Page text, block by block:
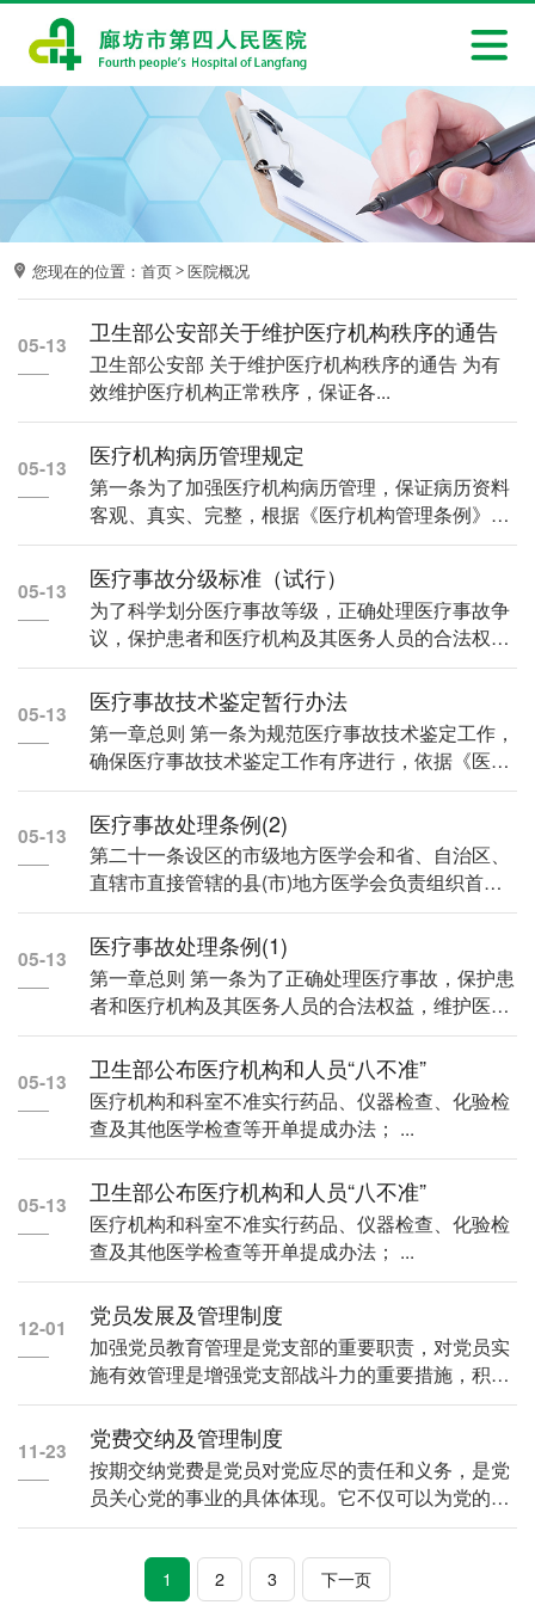
您现在的位置： 首页 > 医院概况
05-13 卫生部公安部关于维护医疗机构秩序的通告
卫生部公安部 关于维护医疗机构秩序的通告 为有
效维护医疗机构正常秩序，保证各...
05-13 医疗机构病历管理规定
第一条为了加强医疗机构病历管理，保证病历资料
客观、真实、完整，根据《医疗机构管理条例》和
《医疗事故处...
05-13
医疗事故分级标准（试行）
为了科学划分医疗事故等级，正确处理医疗事故争
议，保护患者和医疗机构及其医务人员的合法权
益，根据《医疗...
05-13
医疗事故技术鉴定暂行办法
第一章总则 第一条为规范医疗事故技术鉴定工作，
确保医疗事故技术鉴定工作有序进行，依据《医疗
事故...
05-13
医疗事故处理条例(2)
第二十一条设区的市级地方医学会和省、自治区、
直辖市直接管辖的县(市)地方医学会负责组织首次
医疗事故技...
05-13
医疗事故处理条例(1)
第一章总则 第一条为了正确处理医疗事故，保护患
者和医疗机构及其医务人员的合法权益，维护医疗
秩序...
05-13
卫生部公布医疗机构和人员“八不准”
医疗机构和科室不准实行药品、仪器检查、化验检
查及其他医学检查等开单提成办法； ...
05-13 卫生部公布医疗机构和人员“八不准”
医疗机构和科室不准实行药品、仪器检查、化验检
查及其他医学检查等开单提成办法； ...
12-01 党员发展及管理制度
加强党员教育管理是党支部的重要职责，对党员实
施有效管理是增强党支部战斗力的重要措施，积极
开展党员教育...
11-23
党费交纳及管理制度
按期交纳党费是党员对党应尽的责任和义务，是党
员关心党的事业的具体体现。它不仅可以为党的活
动提供部分经...
1 2 3